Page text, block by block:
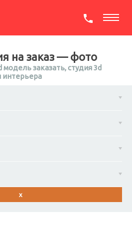
на заказ — фото
модель заказать,студия 3d
интерьера
x